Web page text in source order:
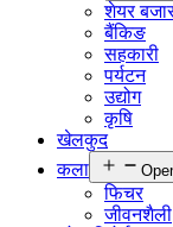
शेयर
बैंकिङ
सहकारी
पर्यटन
उद्योग
कृषि
खेलकुद
कला
फिचर
जीवनशैली